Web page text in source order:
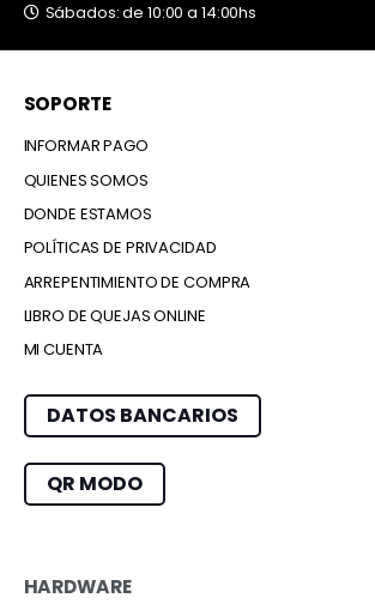
Sábados: de 10:00 a 14:00hs
SOPORTE
INFORMAR PAGO
QUIENES SOMOS
DONDE ESTAMOS
POLÍTICAS DE PRIVACIDAD
ARREPENTIMIENTO DE COMPRA
LIBRO DE QUEJAS ONLINE
MI CUENTA
DATOS BANCARIOS
QR MODO
HARDWARE